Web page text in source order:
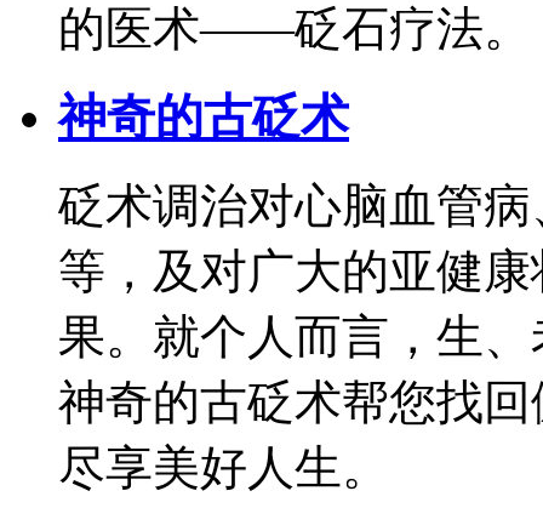
的医术——砭石疗法。
神奇的古砭术
砭术调治对心脑血管
等，及对广大的亚健
果。就个人而言，生
神奇的古砭术帮您找
尽享美好人生。